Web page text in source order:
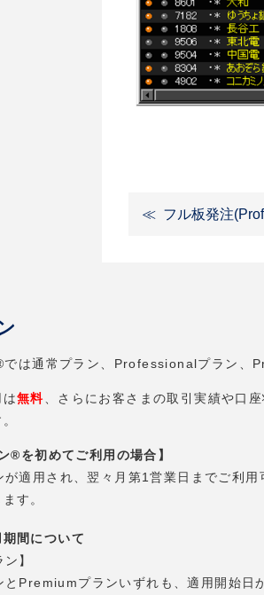
フル板発注
は通常プラン、Professionalプラン、
無料、さらにお客さまの取引実績や口
®を初めてご利用の場合】
適用され、翌々月第1営業日までご利
す。
間について
】
Premiumプランいずれも、適用開始日